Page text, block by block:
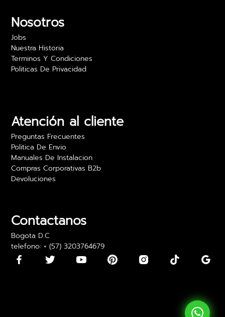
Nosotros
Jobs
Nuestra Historia
Terminos Y Condiciones
Politicas De Privacidad
Atención al cliente
Preguntas Frecuentes
Politica De Envio
Manuales De Instalacion
Compras Corporativas B2b
Devoluciones
Contactanos
Bogota D.C
telefono: + (57) 3203764679